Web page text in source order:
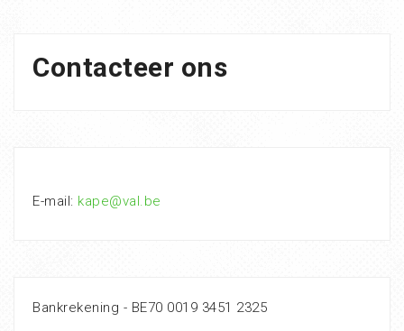
Contacteer ons
E-mail: kape@val.be
Bankrekening - BE70 0019 3451 2325